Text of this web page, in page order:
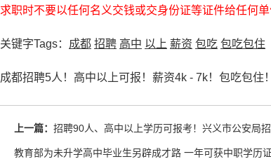
求职时不要以任何名义交钱或交身份证等证件给任何单
关键字Tags： 成都 招聘 高中 以上 薪资 包吃 包吃包住
成都招聘5人！高中以上可报！薪资4k - 7k！包吃包住
上一篇： 招聘90人、高中以上学历可报考！兴义市公安局招聘辅12月
教育部为未升学高中毕业生另辟成才路 一年可获中职学历